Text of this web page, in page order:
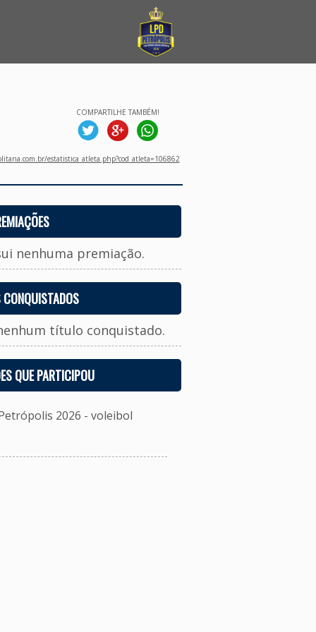
COMPARTILHE TAMBÉM!
estatistica_atleta.php?cod_atleta=106862
nenhuma premiação.
título conquistado.
QUE PARTICIPOU
2026 - voleibol